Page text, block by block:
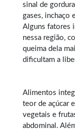
sinal de
gases, inchaço
Alguns fatores
nessa região,
queima dela
dificultam a
Alimentos
teor de açúcar
vegetais e
abdominal.